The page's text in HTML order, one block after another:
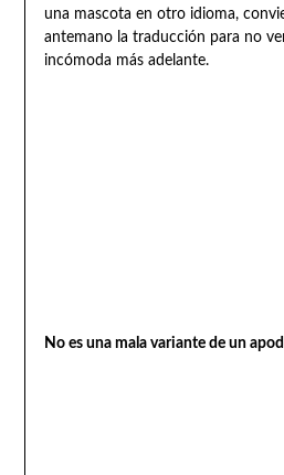
una mascota en otro idioma,
antemano la traducción para no
incómoda más adelante.
No es una mala variante de un